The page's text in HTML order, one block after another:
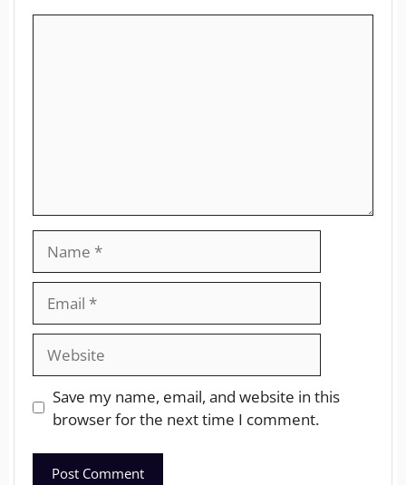
Save my name, email, and website in this
browser for the next time I comment.